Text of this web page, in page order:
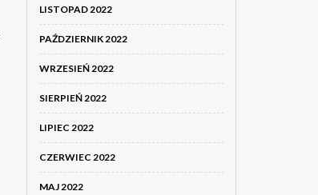
LISTOPAD 2022
PAŹDZIERNIK 2022
WRZESIEŃ 2022
SIERPIEŃ 2022
LIPIEC 2022
CZERWIEC 2022
MAJ 2022